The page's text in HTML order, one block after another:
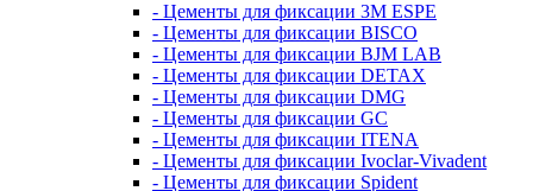
- Цементы для фиксации 3M ESPE
- Цементы для фиксации BISCO
- Цементы для фиксации BJM LAB
- Цементы для фиксации DETAX
- Цементы для фиксации DMG
- Цементы для фиксации GC
- Цементы для фиксации ITENA
- Цементы для фиксации Ivoclar-Vivadent
- Цементы для фиксации Spident